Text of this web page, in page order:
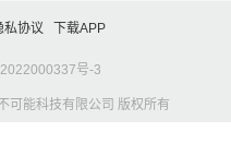
私协议 下载APP
号-3
可能科技有限公司 版权所有